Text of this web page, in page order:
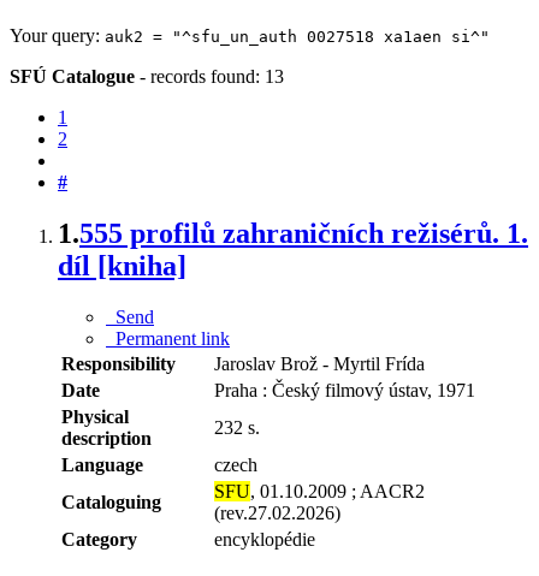
Your query: auk2 = "^sfu_un_auth 0027518 xa1aen si^"
SFÚ Catalogue - records found: 13
1
2
#
1.555 profilů zahraničních režisérů. 1.
díl [kniha]
Send
Permanent link
Responsibility
Jaroslav Brož - Myrtil Frída
Date
Praha : Český filmový ústav, 1971
Physical
description
232 s.
Language
czech
Cataloguing
SFU, 01.10.2009 ; AACR2
(rev.27.02.2026)
Category
encyklopédie